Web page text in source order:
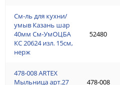
См-ль для кухни/
умыв Казань шар
40мм См-УмОЦБА
КС 20624 изл. 15см,
нерж
478-008 ARTEX
Мыльница арт.27
52480
478-008